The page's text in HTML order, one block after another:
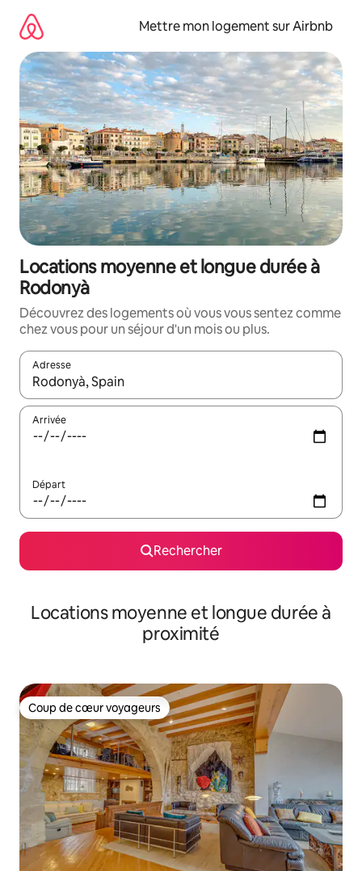
directement
contenu
Mettre mon logement sur Airbnb
Locations moyenne et longue durée à
Rodonyà
Découvrez des logements où vous vous sentez comme
chez vous pour un séjour d'un mois ou plus.
Adresse
Lorsque les résultats s'affichent, utilisez les flèches vers le
Arrivée
Départ
Rechercher
Locations moyenne et longue durée à
proximité
Coup de cœur voyageurs
Coup de cœur voyageurs